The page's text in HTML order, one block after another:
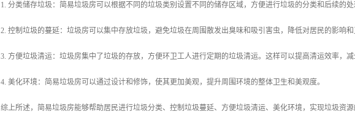
1. 分类储存垃圾：简易垃圾房可以根据不同的垃圾类别设置不同的储存区域，方便进行垃圾的分类和后续的
2. 控制垃圾的蔓延：垃圾房可以集中存放垃圾，避免垃圾在周围散发出臭味和吸引害虫，降低对居民的影响和
3. 方便垃圾清运：垃圾房集中了垃圾的存放，方便环卫工人进行定期的垃圾清运。这样可以提高清运效率，减
4. 美化环境：简易垃圾房可以通过设计和修饰，使其更加美观，提升周围环境的整体卫生和美观度。
综上所述，简易垃圾房能够帮助居民进行垃圾分类、控制垃圾蔓延、方便垃圾清运、美化环境，实现垃圾资源